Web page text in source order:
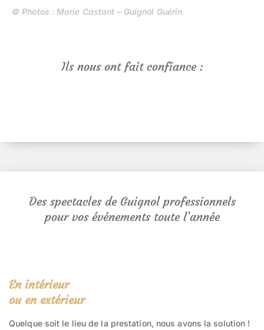
© Photos : Marie Castant – Guignol Guérin
Ils nous ont fait confiance :
Des spectacles de Guignol professionnels
pour vos événements toute l'année
En intérieur
ou en extérieur
Quelque soit le lieu de la prestation, nous avons la solution !